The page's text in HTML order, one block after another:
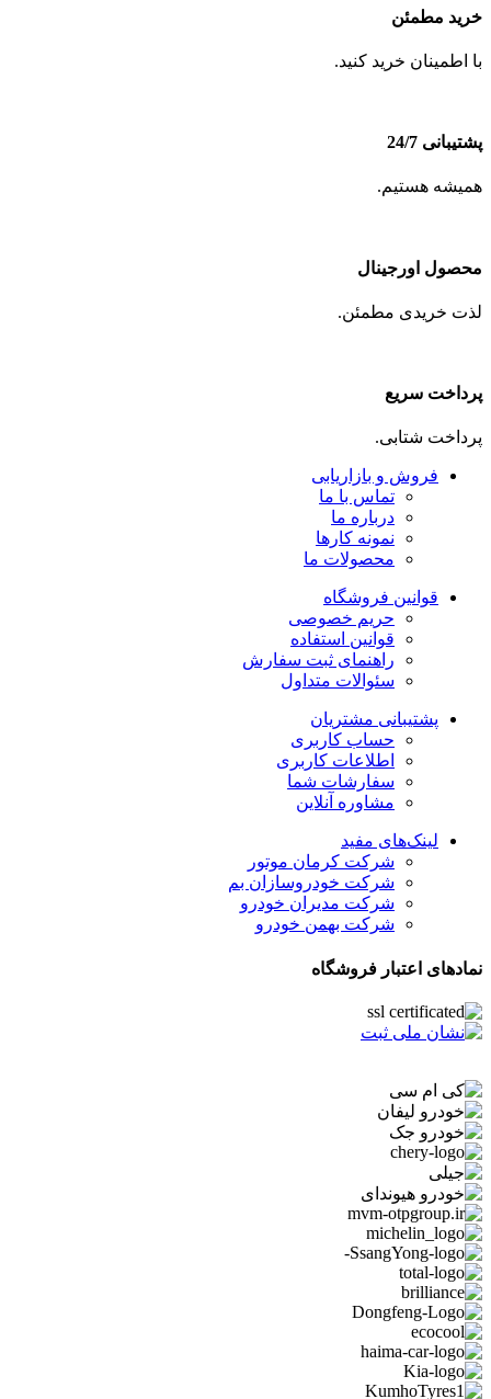
خرید مطمئن
با اطمینان خرید کنید.
پشتیبانی 24/7
همیشه هستیم.
محصول اورجینال
لذت خریدی مطمئن.
پرداخت سریع
پرداخت شتابی.
فروش و بازاریابی
تماس با ما
درباره ما
نمونه کارها
محصولات ما
قوانین فروشگاه
حریم خصوصی
قوانین استفاده
راهنمای ثبت سفارش
سئوالات متداول
پشتیبانی مشتریان
حساب کاربری
اطلاعات کاربری
سفارشات شما
مشاوره آنلاین
لینک‌های مفید
شرکت کرمان موتور
شرکت خودروسازان بم
شرکت مدیران خودرو
شرکت بهمن خودرو
نمادهای اعتبار فروشگاه